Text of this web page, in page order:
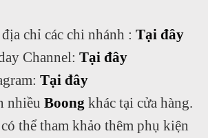
chỉ các chi nhánh : Tại đây
Channel: Tại đây
Tại đây
nhiều Boong khác tại cửa hàng.
thể tham khảo thêm phụ kiện